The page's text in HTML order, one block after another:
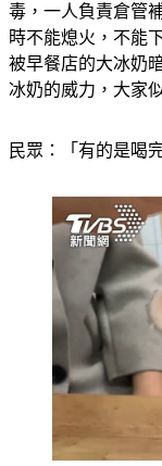
毒，一人負責倉管
時不能熄火，不能
被早餐店的大冰奶
冰奶的威力，大家
民眾：「有的是喝